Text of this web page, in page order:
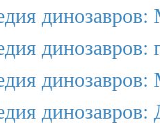
динозавров:
динозавров:
динозавров: